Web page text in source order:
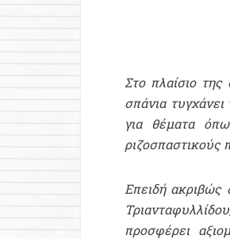
Στο πλαίσιο
σπάνια
για θέματα
ριζοσπαστικούς
Επειδή
προσφέρει